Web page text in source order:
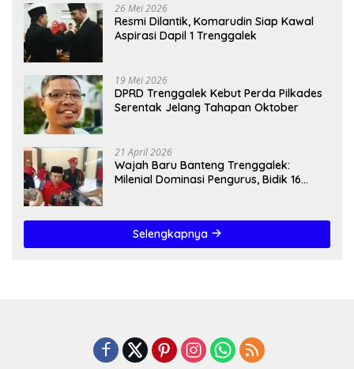
26 Mei 2026
Resmi Dilantik, Komarudin Siap Kawal
Aspirasi Dapil 1 Trenggalek
19 Mei 2026
DPRD Trenggalek Kebut Perda Pilkades
Serentak Jelang Tahapan Oktober
21 April 2026
Wajah Baru Banteng Trenggalek:
Milenial Dominasi Pengurus, Bidik 16
Selengkapnya